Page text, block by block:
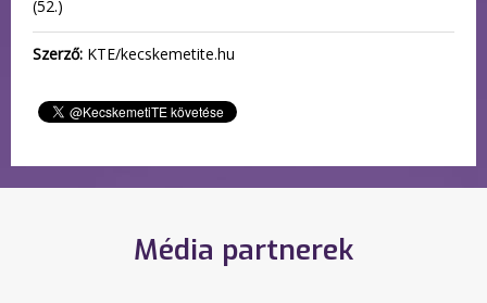
(52.)
Szerző: KTE/kecskemetite.hu
Média partnerek